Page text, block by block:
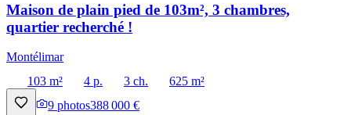
Maison de plain pied de 103m², 3 chambres,
quartier recherché !
Montélimar
103 m²
4 p. 3 ch.
625 m²
9 photos388 000 €